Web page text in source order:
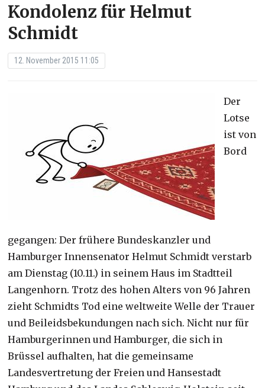
Kondolenz für Helmut
Schmidt
12. November 2015 11:05
Der
Lotse
ist von
Bord
gegangen: Der frühere Bundeskanzler und
Hamburger Innensenator Helmut Schmidt verstarb
am Dienstag (10.11.) in seinem Haus im Stadtteil
Langenhorn. Trotz des hohen Alters von 96 Jahren
zieht Schmidts Tod eine weltweite Welle der Trauer
und Beileidsbekundungen nach sich. Nicht nur für
Hamburgerinnen und Hamburger, die sich in
Brüssel aufhalten, hat die gemeinsame
Landesvertretung der Freien und Hansestadt